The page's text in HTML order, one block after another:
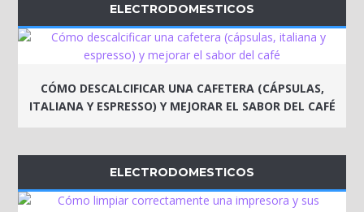
ELECTRODOMESTICOS
CÓMO DESCALCIFICAR UNA CAFETERA (CÁPSULAS,
ITALIANA Y ESPRESSO) Y MEJORAR EL SABOR DEL CAFÉ
ELECTRODOMESTICOS